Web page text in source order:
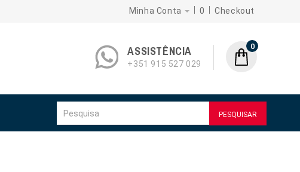
Minha Conta 0 Checkout
ASSISTÊNCIA
+351 915 527 029
0
PESQUISAR